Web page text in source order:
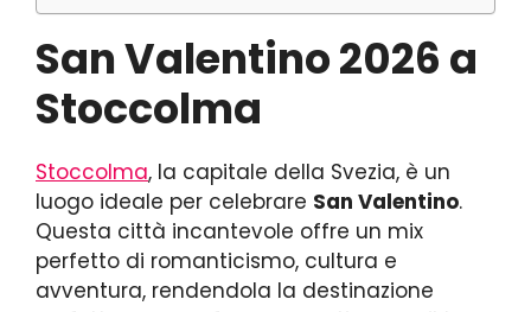
San Valentino 2026 a
Stoccolma
Stoccolma, la capitale della Svezia, è un
luogo ideale per celebrare San Valentino.
Questa città incantevole offre un mix
perfetto di romanticismo, cultura e
avventura, rendendola la destinazione